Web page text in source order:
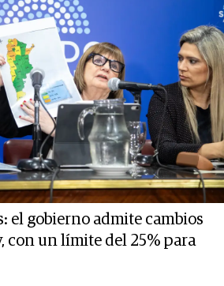
el gobierno admite cambios
con un límite del 25% para